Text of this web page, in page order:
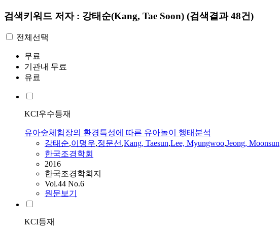
검색키워드 저자 : 강태순(Kang, Tae Soon) (검색결과 48건)
전체선택
무료
기관내 무료
유료
KCI우수등재
유아숲체험장의 환경특성에 따른 유아놀이 행태분석
강태순,이명우,정문선,Kang, Taesun,Lee, Myungwoo,Jeong, Moonsun
한국조경학회
2016
한국조경학회지
Vol.44 No.6
원문보기
KCI등재